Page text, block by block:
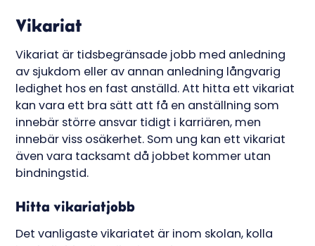
Vikariat
Vikariat är tidsbegränsade jobb med anledning
av sjukdom eller av annan anledning långvarig
ledighet hos en fast anställd. Att hitta ett vikariat
kan vara ett bra sätt att få en anställning som
innebär större ansvar tidigt i karriären, men
innebär viss osäkerhet. Som ung kan ett vikariat
även vara tacksamt då jobbet kommer utan
bindningstid.
Hitta vikariatjobb
Det vanligaste vikariatet är inom skolan, kolla